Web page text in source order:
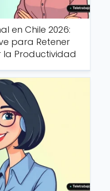
en Chile 2026:
para Retener
la Productividad